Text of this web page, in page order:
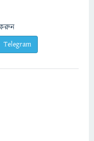
করুন
Telegram